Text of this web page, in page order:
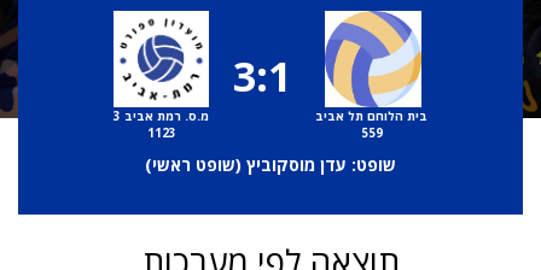
בית הלוחם תל אביב
559
3:1
מ.ס. רמת אביב 3
1123
שופט: עדן מוסקוביץ (שופט ראשי)